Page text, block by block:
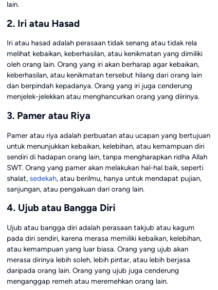
lain.
2. Iri atau Hasad
Iri atau hasad adalah perasaan tidak senang atau tidak rela
melihat kebaikan, keberhasilan, atau kenikmatan yang dimiliki
oleh orang lain. Orang yang iri akan berharap agar kebaikan,
keberhasilan, atau kenikmatan tersebut hilang dari orang lain
dan berpindah kepadanya. Orang yang iri juga cenderung
menjelek-jelekkan atau menghancurkan orang yang diirinya.
3. Pamer atau Riya
Pamer atau riya adalah perbuatan atau ucapan yang bertujuan
untuk menunjukkan kebaikan, kelebihan, atau kemampuan diri
sendiri di hadapan orang lain, tanpa mengharapkan ridha Allah
SWT. Orang yang pamer akan melakukan hal-hal baik, seperti
shalat, sedekah, atau berilmu, hanya untuk mendapat pujian,
sanjungan, atau pengakuan dari orang lain.
4. Ujub atau Bangga Diri
Ujub atau bangga diri adalah perasaan takjub atau kagum
pada diri sendiri, karena merasa memiliki kebaikan, kelebihan,
atau kemampuan yang luar biasa. Orang yang ujub akan
merasa dirinya lebih soleh, lebih pintar, atau lebih berjasa
daripada orang lain. Orang yang ujub juga cenderung
menganggap remeh atau meremehkan orang lain.